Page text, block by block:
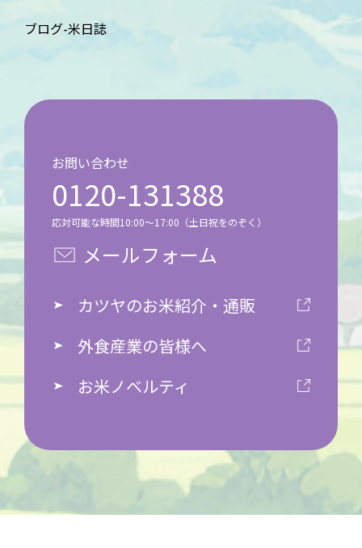
ブログ-米日誌
お問い合わせ
0120-131388
応対可能な時間10:00～17:00（土日祝をのぞく）
メールフォーム
カツヤのお米紹介・通販
外食産業の皆様へ
お米ノベルティ